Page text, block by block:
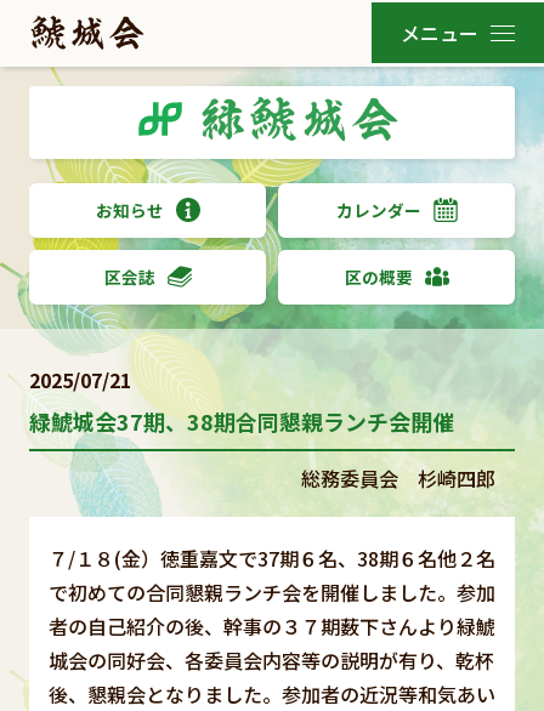
お知らせ カレンダー
区会誌 区の概要
2025/07/21
緑鯱城会37期、38期合同懇親ランチ会開催
総務委員会 杉崎四郎
７/１８(金）徳重嘉文で37期６名、38期６名他２名
で初めての合同懇親ランチ会を開催しました。参加
者の自己紹介の後、幹事の３７期薮下さんより緑鯱
城会の同好会、各委員会内容等の説明が有り、乾杯
後、懇親会となりました。参加者の近況等和気あい